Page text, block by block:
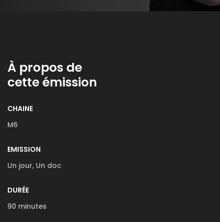
À propos de
cette émission
CHAINE
M6
EMISSION
Un jour, Un doc
DURÉE
90 minutes